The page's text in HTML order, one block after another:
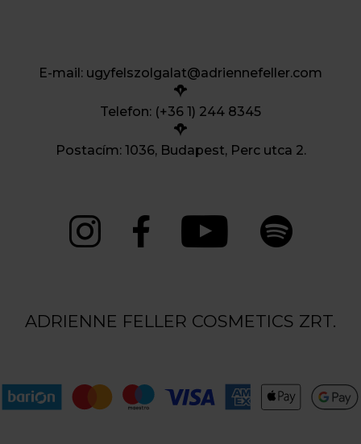
E-mail: ugyfelszolgalat@adriennefeller.com
Telefon: (+36 1) 244 8345
Postacím: 1036, Budapest, Perc utca 2.
ADRIENNE FELLER COSMETICS ZRT.